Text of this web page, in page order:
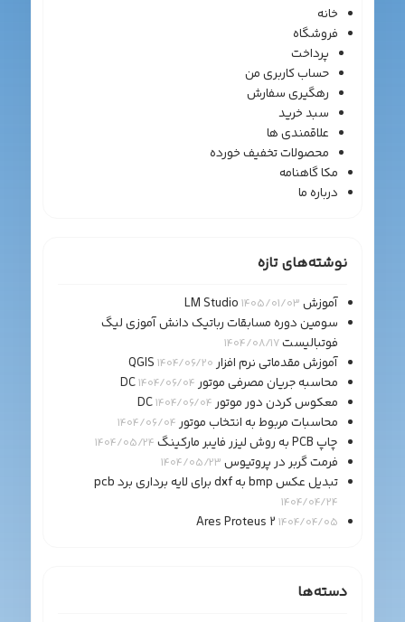
خانه
فروشگاه
پرداخت
حساب کاربری من
رهگیری سفارش
سبد خرید
علاقمندی ها
محصولات تخفیف خورده
مکا گاهنامه
درباره ما
نوشته‌های تازه
آموزش LM Studio 1405/01/03
سومین دوره مسابقات رباتیک دانش آموزی لیگ
فوتبالیست1404/08/17
آموزش مقدماتی نرم افزار QGIS1404/06/20
محاسبه جریان مصرفی موتور DC1404/06/04
معکوس کردن دور موتور DC1404/06/04
محاسبات مربوط به انتخاب موتور 1404/06/04
چاپ PCB به روش لیزر فایبر مارکینگ 1404/05/24
فرمت گربر در پروتیوس 1404/05/23
تبدیل عکس bmp به dxf برای لایه برداری برد pcb
1404/04/24
Ares Proteus 2 1404/04/05
دسته‌ها